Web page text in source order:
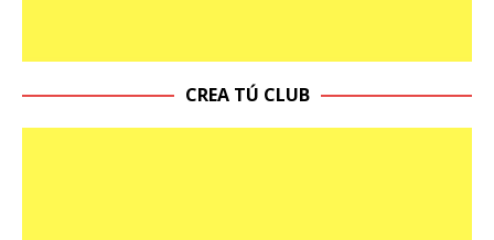
CREA TÚ CLUB